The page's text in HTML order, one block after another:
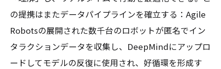
の提携はまたデータパイプラインを確立する：Agile
Robotsの展開された数千台のロボットが匿名でイン
タラクションデータを収集し、DeepMindにアップロ
ードしてモデルの反復に使用され、好循環を形成す